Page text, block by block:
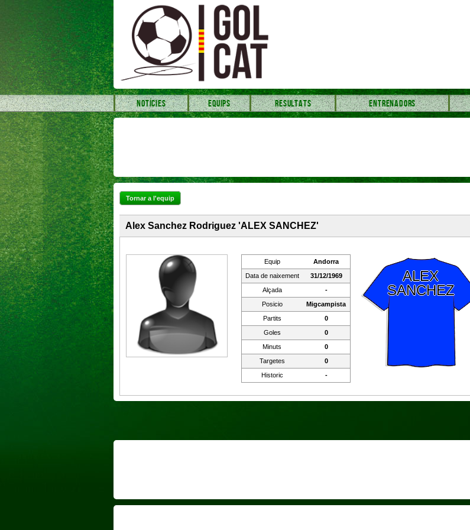
NOTÍCIES EQUIPS RESULTATS ENTRENADORS
Tornar a l'equip
Alex Sanchez Rodriguez 'ALEX SANCHEZ'
Equip
Andorra
Data de naixement
31/12/1969
Alçada
-
Posicio
Migcampista
Partits
0
Goles
0
Minuts
0
Targetes
0
Historic
-
ALEX
SANCHEZ